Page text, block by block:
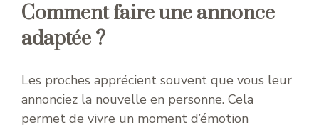
Comment faire une annonce
adaptée ?
Les proches apprécient souvent que vous leur
annonciez la nouvelle en personne. Cela
permet de vivre un moment d’émotion